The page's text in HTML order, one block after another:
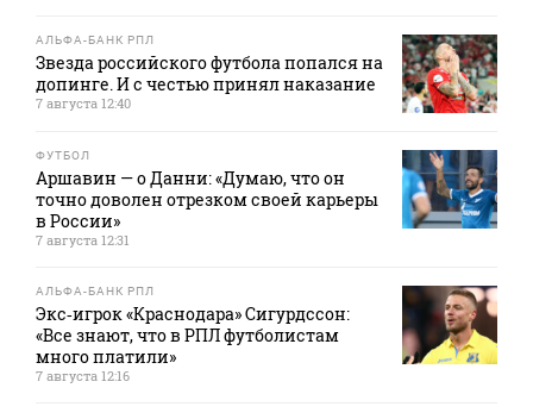
АЛЬФА-БАНК РПЛ
Звезда российского футбола попался на
допинге. И с честью принял наказание
7 августа 12:40
ФУТБОЛ
Аршавин — о Данни: «Думаю, что он
точно доволен отрезком своей карьеры
в России»
7 августа 12:31
АЛЬФА-БАНК РПЛ
Экс‑игрок «Краснодара» Сигурдссон:
«Все знают, что в РПЛ футболистам
много платили»
7 августа 12:16